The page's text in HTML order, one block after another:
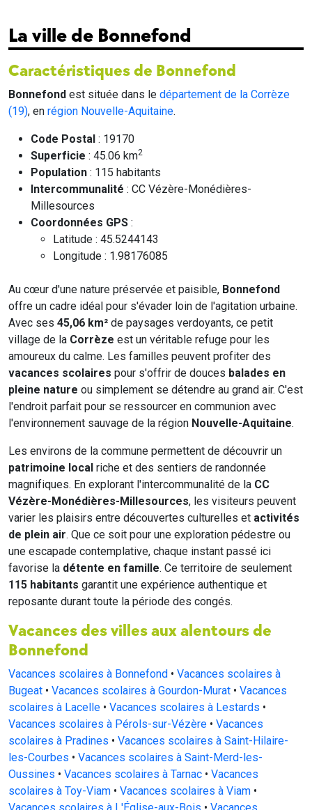
La ville de Bonnefond
Caractéristiques de Bonnefond
Bonnefond est située dans le département de la Corrèze
(19), en région Nouvelle-Aquitaine.
Code Postal : 19170
Superficie : 45.06 km2
Population : 115 habitants
Intercommunalité : CC Vézère-Monédières-
Millesources
Coordonnées GPS :
Latitude : 45.5244143
Longitude : 1.98176085
Au cœur d'une nature préservée et paisible, Bonnefond
offre un cadre idéal pour s'évader loin de l'agitation urbaine.
Avec ses 45,06 km² de paysages verdoyants, ce petit
village de la Corrèze est un véritable refuge pour les
amoureux du calme. Les familles peuvent profiter des
vacances scolaires pour s'offrir de douces balades en
pleine nature ou simplement se détendre au grand air. C'est
l'endroit parfait pour se ressourcer en communion avec
l'environnement sauvage de la région Nouvelle-Aquitaine.
Les environs de la commune permettent de découvrir un
patrimoine local riche et des sentiers de randonnée
magnifiques. En explorant l'intercommunalité de la CC
Vézère-Monédières-Millesources, les visiteurs peuvent
varier les plaisirs entre découvertes culturelles et activités
de plein air. Que ce soit pour une exploration pédestre ou
une escapade contemplative, chaque instant passé ici
favorise la détente en famille. Ce territoire de seulement
115 habitants garantit une expérience authentique et
reposante durant toute la période des congés.
Vacances des villes aux alentours de
Bonnefond
Vacances scolaires à Bonnefond • Vacances scolaires à
Bugeat • Vacances scolaires à Gourdon-Murat • Vacances
scolaires à Lacelle • Vacances scolaires à Lestards •
Vacances scolaires à Pérols-sur-Vézère • Vacances
scolaires à Pradines • Vacances scolaires à Saint-Hilaire-
les-Courbes • Vacances scolaires à Saint-Merd-les-
Oussines • Vacances scolaires à Tarnac • Vacances
scolaires à Toy-Viam • Vacances scolaires à Viam •